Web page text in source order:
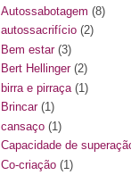
Autossabotagem (8)
autossacrifício (2)
Bem estar (3)
Bert Hellinger (2)
birra e pirraça (1)
Brincar (1)
cansaço (1)
Capacidade de
Co-criação (1)